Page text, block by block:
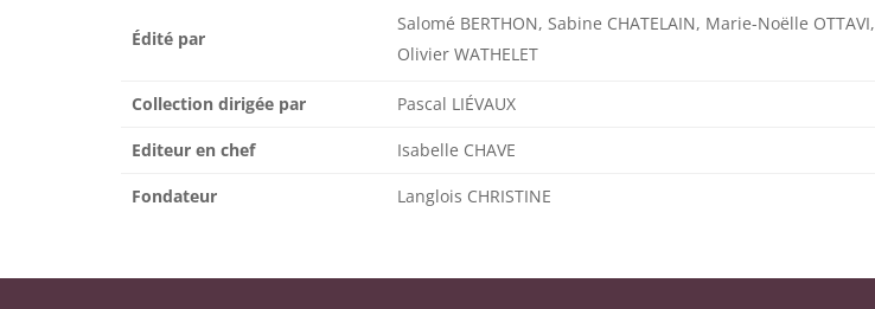
Édité par
Salomé BERTHON, Sabine CHATELAIN, Marie-Noëlle OTTAVI,
Olivier WATHELET
Collection dirigée par Pascal LIÉVAUX
Editeur en chef Isabelle CHAVE
Fondateur Langlois CHRISTINE